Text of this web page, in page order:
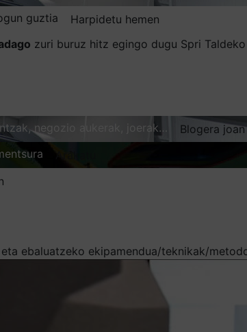
guztia
Harpidetu hemen
zuri buruz hitz egingo dugu Spri
negozio aukerak, joerak…
Blogera joan
ebaluatzeko ekipamendua/teknikak/